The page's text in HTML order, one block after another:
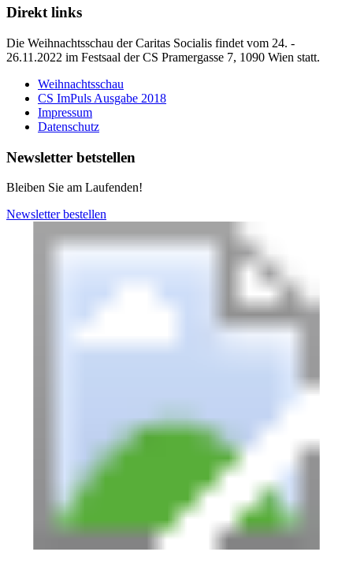
Direkt links
Die Weihnachtsschau der Caritas Socialis findet vom 24. -
26.11.2022 im Festsaal der CS Pramergasse 7, 1090 Wien statt.
Weihnachtsschau
CS ImPuls Ausgabe 2018
Impressum
Datenschutz
Newsletter betstellen
Bleiben Sie am Laufenden!
Newsletter bestellen